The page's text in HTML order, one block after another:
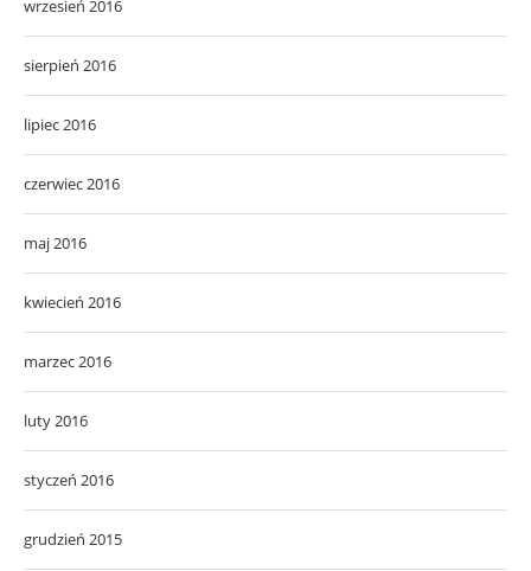
wrzesień 2016
sierpień 2016
lipiec 2016
czerwiec 2016
maj 2016
kwiecień 2016
marzec 2016
luty 2016
styczeń 2016
grudzień 2015